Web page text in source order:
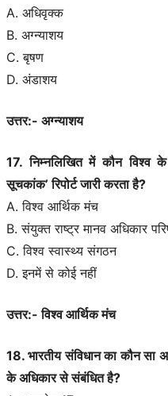
A. अधिवृक्क
B. अग्न्याशय
C. बृषण
D. अंडाशय
उत्तर:- अग्न्याशय
17. निम्नलिखित में कौन विश्व
सूचकांक’ रिपोर्ट जारी करता है?
A. विश्व आर्थिक मंच
B. संयुक्त राष्ट्र मानव अधिकार
C. विश्व स्वास्थ्य संगठन
D. इनमें से कोई नहीं
उत्तर:- विश्व आर्थिक मंच
18. भारतीय संविधान का कौन सा
के अधिकार से संबंधित है?